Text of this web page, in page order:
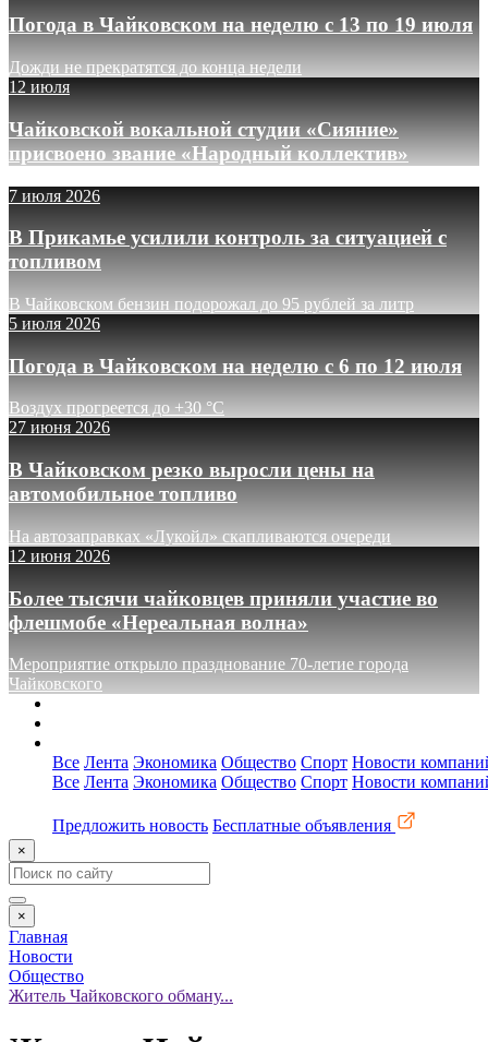
Погода в Чайковском на неделю с 13 по 19 июля
Дожди не прекратятся до конца недели
12 июля
Чайковской вокальной студии «Сияние»
присвоено звание «Народный коллектив»
7 июля 2026
В Прикамье усилили контроль за ситуацией с
топливом
В Чайковском бензин подорожал до 95 рублей за литр
5 июля 2026
Погода в Чайковском на неделю с 6 по 12 июля
Воздух прогреется до +30 °C
27 июня 2026
В Чайковском резко выросли цены на
автомобильное топливо
На автозаправках «Лукойл» скапливаются очереди
12 июня 2026
Более тысячи чайковцев приняли участие во
флешмобе «Нереальная волна»
Мероприятие открыло празднование 70-летие города
Чайковского
Все Лента Экономика Общество Спорт Новости
Все Лента Экономика Общество Спорт Новости
Предложить новость Бесплатные объявления
×
×
Главная
Новости
Общество
Житель Чайковского обману...